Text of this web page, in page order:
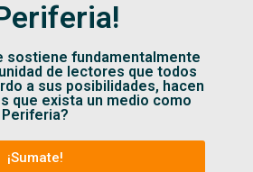
sostiene fundamentalmente
de lectores que todos
a sus posibilidades, hacen
que exista un medio como
Periferia?
¡Sumate!